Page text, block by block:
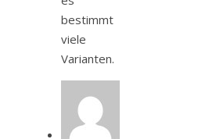
bestimmt
viele
Varianten.